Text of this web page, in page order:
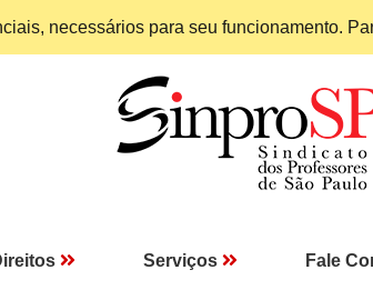
necessários para seu funcionamento.
Serviços Fale